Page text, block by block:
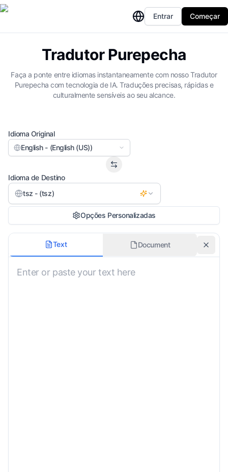
Entrar Começar
Tradutor Purepecha
Faça a ponte entre idiomas instantaneamente com nosso Tradutor
Purepecha com tecnologia de IA. Traduções precisas, rápidas e
culturalmente sensíveis ao seu alcance.
Idioma Original
English - (English (US))
Idioma de Destino
tsz - (tsz)
Opções Personalizadas
Estilo de Tradução
Não Especificado
Incluir Guia de Pronúncia
Text Document